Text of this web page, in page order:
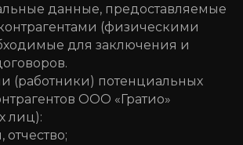
данные, предоставляемые
(физическими
для заключения и
(работники) потенциальных
ООО «Гратио»
лиц):